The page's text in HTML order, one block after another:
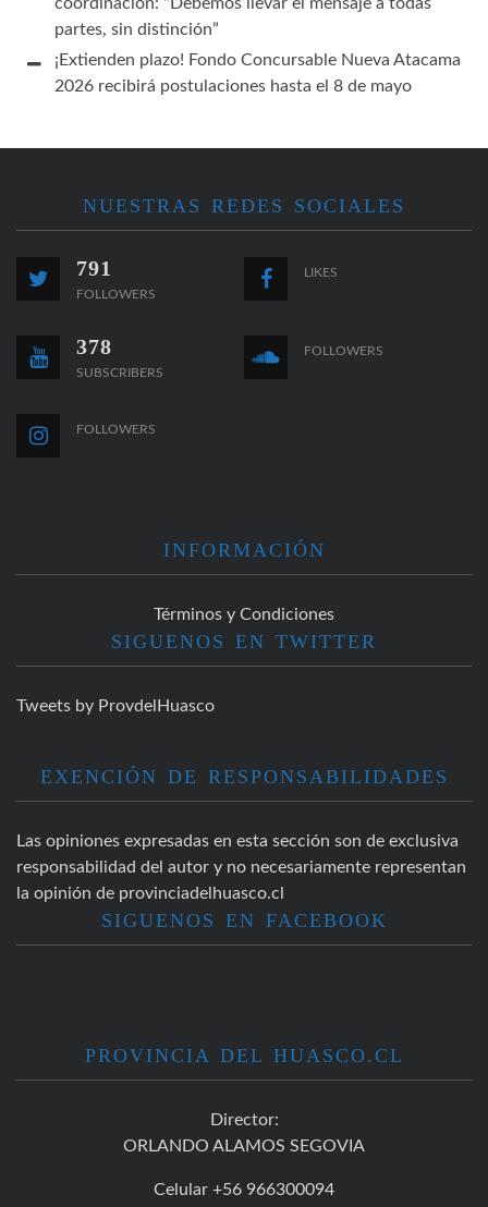
partes, sin distinción”
¡Extienden plazo! Fondo Concursable Nueva Atacama
2026 recibirá postulaciones hasta el 8 de mayo
NUESTRAS REDES SOCIALES
791
FOLLOWERS
LIKES
378
SUBSCRIBERS
FOLLOWERS
FOLLOWERS
INFORMACIÓN
Términos y Condiciones
SIGUENOS EN TWITTER
Tweets by ProvdelHuasco
EXENCIÓN DE RESPONSABILIDADES
Las opiniones expresadas en esta sección son de exclusiva
responsabilidad del autor y no necesariamente representan
la opinión de provinciadelhuasco.cl
SIGUENOS EN FACEBOOK
PROVINCIA DEL HUASCO.CL
Director:
ORLANDO ALAMOS SEGOVIA
Celular +56 966300094